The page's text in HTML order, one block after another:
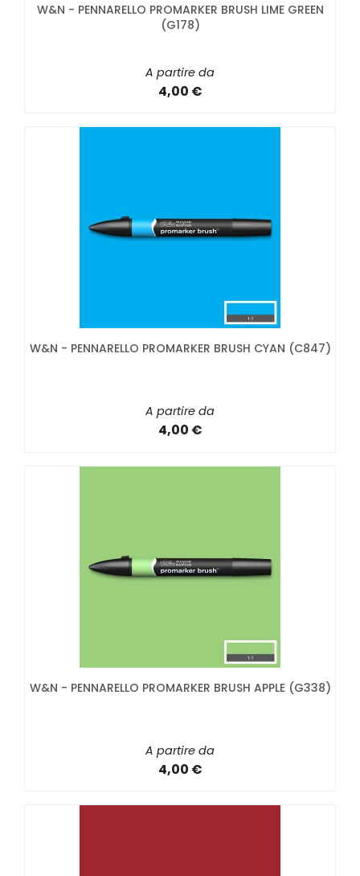
W&N - PENNARELLO PROMARKER BRUSH LIME GREEN
(G178)
A partire da
4,00 €
W&N - PENNARELLO PROMARKER BRUSH CYAN (C847)
A partire da
4,00 €
W&N - PENNARELLO PROMARKER BRUSH APPLE (G338)
A partire da
4,00 €